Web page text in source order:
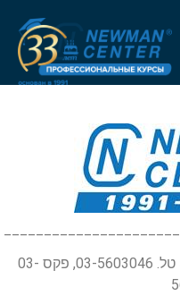
דרך ז'בוטינסקי 7 רמת גן 5250601 טל. 03-5603046, פקס 03-